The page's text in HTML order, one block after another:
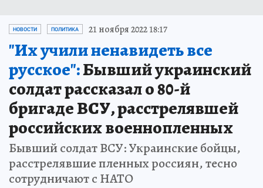
НОВОСТИ ПОЛИТИКА 21 ноября 2022 18:17
"Их учили ненавидеть все
русское":Бывший украинский
солдат рассказал о 80-й
бригаде ВСУ, расстрелявшей
российских военнопленных
Бывший солдат ВСУ: Украинские бойцы,
расстрелявшие пленных россиян, тесно
сотрудничают с НАТО